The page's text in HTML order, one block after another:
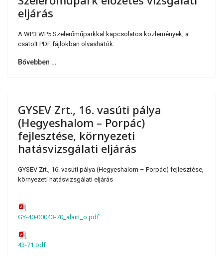
eljárás
A WP3 WP5 Szelerőműparkkal kapcsolatos közlemények, a
csatolt PDF fájlokban olvashatók:
Bővebben …
GYSEV Zrt., 16. vasúti pálya
(Hegyeshalom – Porpác)
fejlesztése, környezeti
hatásvizsgálati eljárás
GYSEV Zrt., 16. vasúti pálya (Hegyeshalom – Porpác) fejlesztése,
környezeti hatásvizsgálati eljárás
GY-40-00043-70_alairt_o.pdf
43-71.pdf